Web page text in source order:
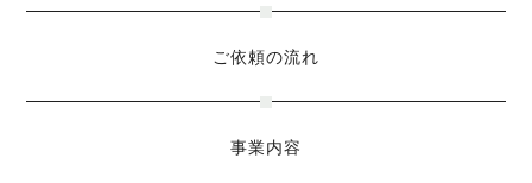
ご依頼の流れ
事業内容